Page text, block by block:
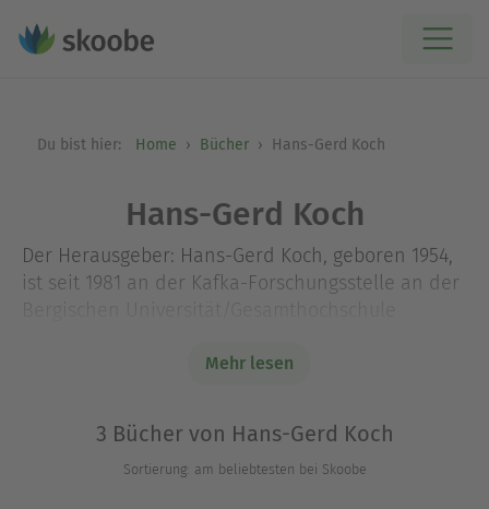
Du bist hier: Home Bücher Hans-Gerd Koch
Hans-Gerd Koch
Der Herausgeber: Hans-Gerd Koch, geboren 1954,
ist seit 1981 an der Kafka-Forschungsstelle an der
Kritischen Ausgabe der Werke Franz Kafkas, in
Lebzeiten‹ sowie die Briefbände ediert hat.
Außerdem ist Hans-Gerd Koch Herausgeber der
Taschenbuch-Edition von Kafkas Werken in der
Mehr lesen
3 Bücher von Hans-Gerd Koch
Sortierung: am beliebtesten bei Skoobe